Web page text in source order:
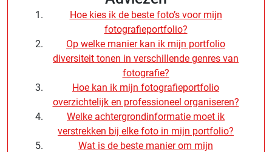
Hoe kies ik de beste foto’s voor mijn
fotografieportfolio?
Op welke manier kan ik mijn portfolio
diversiteit tonen in verschillende genres van
fotografie?
Hoe kan ik mijn fotografieportfolio
overzichtelijk en professioneel organiseren?
Welke achtergrondinformatie moet ik
verstrekken bij elke foto in mijn portfolio?
Wat is de beste manier om mijn